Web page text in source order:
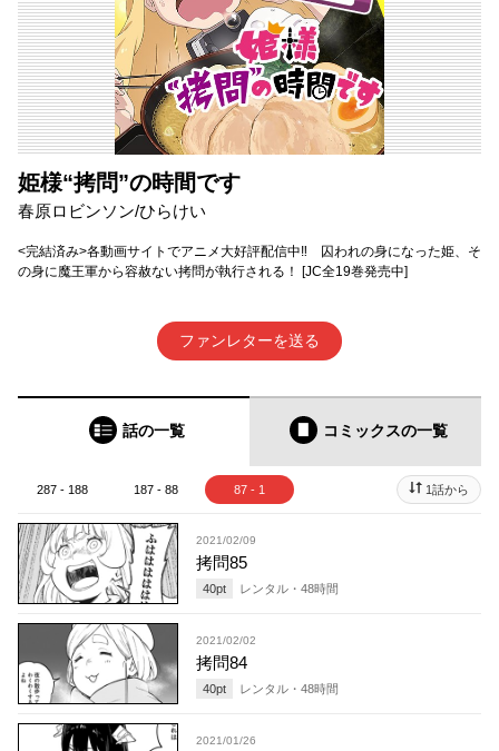
姫様“拷問”の時間です
春原ロビンソン/ひらけい
<完結済み>各動画サイトでアニメ大好評配信中‼ 囚われの身になった姫、そ
の身に魔王軍から容赦ない拷問が執行される！ [JC全19巻発売中]
ファンレターを送る
話の一覧 コミックスの一覧
287 - 188 187 - 88 87 - 1 1話から
2021/02/09
拷問85
40pt レンタル・ 48時間
2021/02/02
拷問84
40pt レンタル・ 48時間
2021/01/26